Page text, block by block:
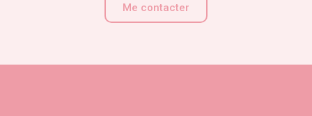
Me contacter